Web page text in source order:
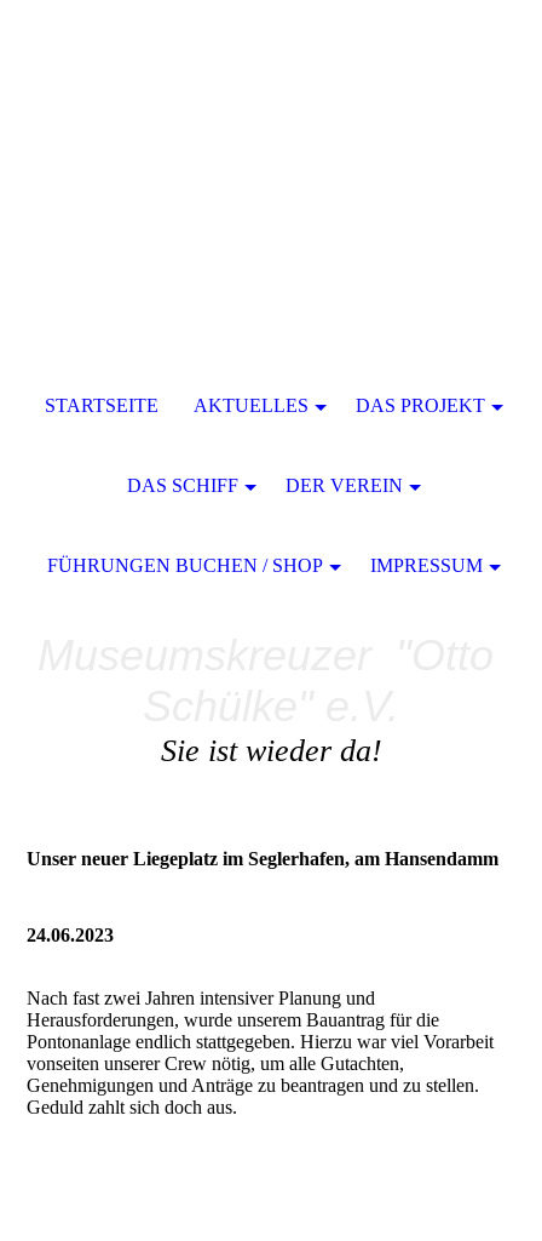
Sie ist wieder da!
Unser neuer Liegeplatz im Seglerhafen, am Hansendamm
24.06.2023
Nach fast zwei Jahren intensiver Planung und
Herausforderungen, wurde unserem Bauantrag für die
Pontonanlage endlich stattgegeben. Hierzu war viel Vorarbeit
vonseiten unserer Crew nötig, um alle Gutachten,
Genehmigungen und Anträge zu beantragen und zu stellen.
Geduld zahlt sich doch aus.
STARTSEITE AKTUELLES DAS PROJEKT
DAS SCHIFF DER VEREIN
FÜHRUNGEN BUCHEN / SHOP IMPRESSUM